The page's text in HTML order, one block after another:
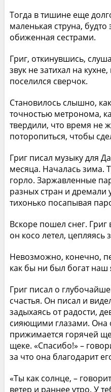
Тогда в тишине еще
маленькая струна,
обиженная сестрами.
Григ, откинувшись,
звук не затихал на
поселился сверчок.
Становилось слышно,
точностью метронома,
твердили, что время не
поторопиться, чтобы
Григ писал музыку для
месяца. Началась зима.
горло. Заржавленные
разных стран и дремали
тихонько посапывая
Вскоре пошел снег. Григ
он косо летел, цепляясь
Невозможно, конечно,
как бы ни был богат наш
Григ писал о
счастья. Он писал и
задыхаясь от радости,
сияющими глазами. Она
прижимается горячей
щеке. «Спасибо!» –
за что она благодарит
«Ты как солнце, –
ветер и раннее утро. У